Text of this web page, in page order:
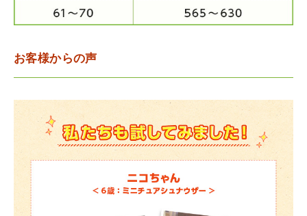
お客様からの声